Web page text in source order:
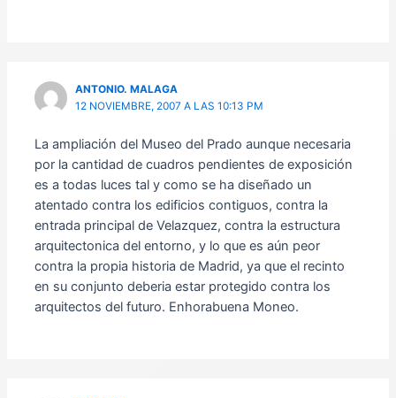
ANTONIO. MALAGA
12 NOVIEMBRE, 2007 A LAS 10:13 PM
La ampliación del Museo del Prado aunque necesaria
por la cantidad de cuadros pendientes de exposición
es a todas luces tal y como se ha diseñado un
atentado contra los edificios contiguos, contra la
entrada principal de Velazquez, contra la estructura
arquitectonica del entorno, y lo que es aún peor
contra la propia historia de Madrid, ya que el recinto
en su conjunto deberia estar protegido contra los
arquitectos del futuro. Enhorabuena Moneo.